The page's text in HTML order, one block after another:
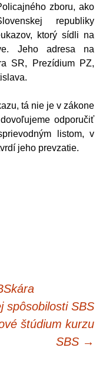
zboru, ako
republiky
ktorý sídli na
Jeho adresa na
SR, Prezídium PZ,
tá nie je v zákone
odporučiť
listom, v
jeho prevzatie.
spôsobilosti SBS
štúdium kurzu
SBS →